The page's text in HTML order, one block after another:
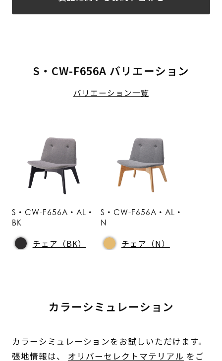
S・CW-F656A バリエーション
バリエーション一覧
S・CW-F656A・AL・
BK
チェア（BK）
S・CW-F656A・AL・
N
チェア（N）
カラーシミュレーション
カラーシミュレーションをお試しいただけます。
張地情報は、 オリバーセレクトマテリアル をご